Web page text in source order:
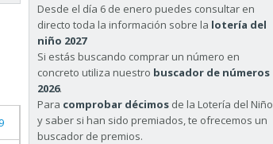
Desde el día 6 de enero puedes consultar en
directo toda la información sobre la lotería del
niño 2027
Si estás buscando comprar un número en
concreto utiliza nuestro buscador de números
2026.
Para comprobar décimos de la Lotería del Niño
y saber si han sido premiados, te ofrecemos un
buscador de premios.